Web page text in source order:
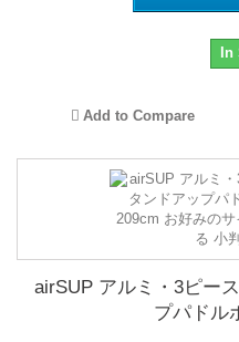
Add to Compare
airSUP アルミ・3ピー
プパドル